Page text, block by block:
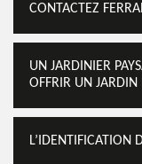
CONTACTEZ
UN JARDINIER
OFFRIR UN JARDIN
L’IDENTIFICATION